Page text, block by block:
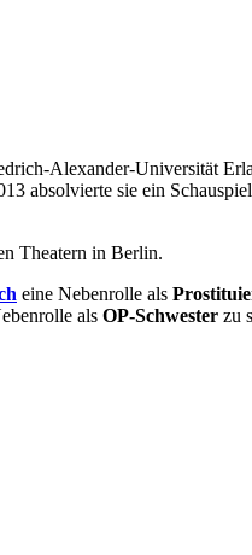
Alexander-Universität
absolvierte sie ein
Theatern in Berlin.
eine Nebenrolle als
als OP-Schwester zu